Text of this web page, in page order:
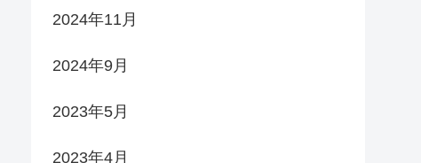
2024年11月
2024年9月
2023年5月
2023年4月